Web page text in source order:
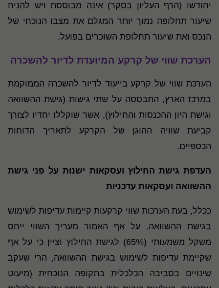
יחודשו (הרף העליון בסקר) אינה מבוססת ויש להניח
שיעור תחלופה נמוך יותר המגלם את מצבו הנוכחי של
הנכס ואת שיעור תחלופת השוכרים בפועל.
הערכת שווי של קרקע המיועדת לדיור להשכרה
הערכת שווי של קרקע בייעוד לדיור להשכרה הממוקמת
במרכז הארץ, התבססה על שתי גישות (גישת ההשוואה
וגישת היון ההכנסות והחילוץ), אשר שוקללו יחדיו לצורך
קביעת שוויה ההוגן של הקרקע לתאריך הדוחות
הכספיים.
העדפת גישת החילוץ ועסקאות ישנות על פני גישת
ההשוואה ועסקאות עדכניות
ככלל, בעת הערכות שווי קרקעות קיימות עדיפות לשימוש
בגישת ההשוואה. על אף האמור מעריך השווי ייחס
משקל משמעותי (65%) לגישת החילוץ וציין כי על אף
שקיימת עדיפות לשימוש בגישת ההשוואה, הרי שעקב
שינויים בסביבה הכלכלית בתקופה הנוכחית (מיעוט